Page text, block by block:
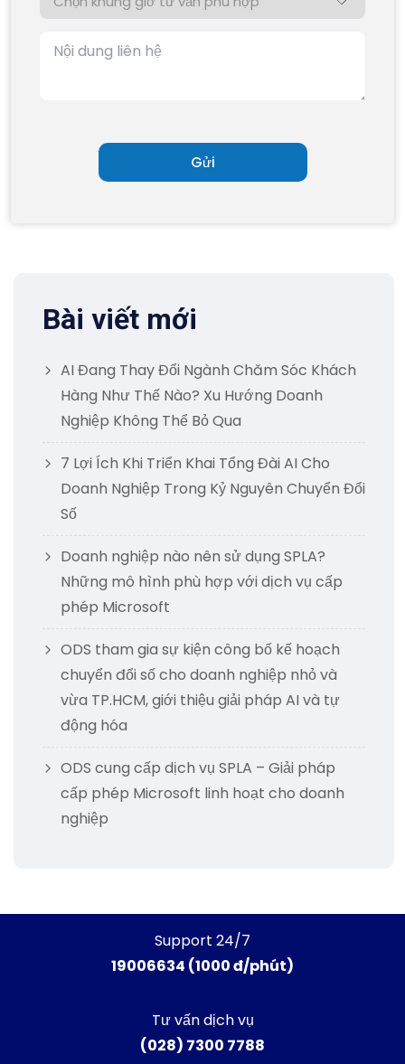
Bài viết mới
AI Đang Thay Đổi Ngành Chăm Sóc Khách
Hàng Như Thế Nào? Xu Hướng Doanh
Nghiệp Không Thể Bỏ Qua
7 Lợi Ích Khi Triển Khai Tổng Đài AI Cho
Doanh Nghiệp Trong Kỷ Nguyên Chuyển Đổi
Số
Doanh nghiệp nào nên sử dụng SPLA?
Những mô hình phù hợp với dịch vụ cấp
phép Microsoft
ODS tham gia sự kiện công bố kế hoạch
chuyển đổi số cho doanh nghiệp nhỏ và
vừa TP.HCM, giới thiệu giải pháp AI và tự
động hóa
ODS cung cấp dịch vụ SPLA – Giải pháp
cấp phép Microsoft linh hoạt cho doanh
nghiệp
Support 24/7
19006634 (1000 đ/phút)
Tư vấn dịch vụ
(028) 7300 7788